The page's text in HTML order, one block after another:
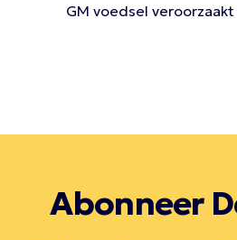
GM voedsel
Abonneer